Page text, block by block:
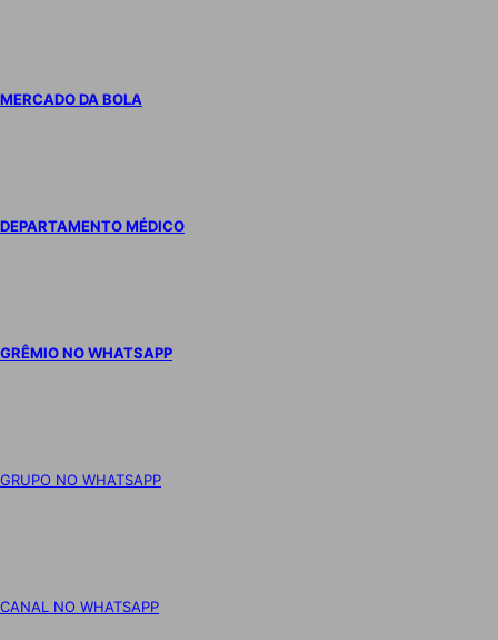
MERCADO DA BOLA
DEPARTAMENTO MÉDICO
GRÊMIO NO WHATSAPP
GRUPO NO WHATSAPP
CANAL NO WHATSAPP